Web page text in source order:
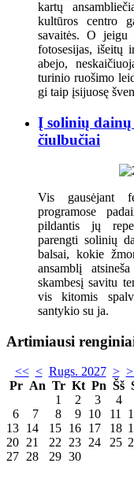
kartų
kultūros centro
savaitės. O jeigu
fotosesijas, išeitų
abejo,
turinio ruošimo
gi taip įsijuosę
Į solinių
čiulbučiai
Vis gausėjant
programose
pildantis jų
parengti solinių
balsai, kokie
ansamblį
skambesį savitu
vis kitomis
santykio su ja.
Artimiausi
<< < Rugs. 2027 >
Pr An Tr Kt Pn Šš
1
2 3 4
6
7 8 9 10 11
13 14 15 16 17 18
20 21 22 23 24 25
27 28 29 30